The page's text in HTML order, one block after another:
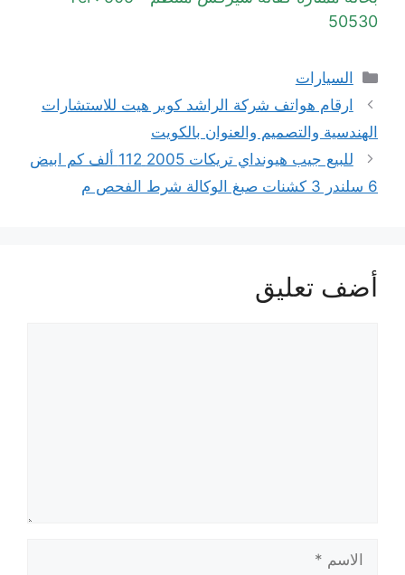
50530
التصنيفات
السيارات
ارقام هواتف شركة الراشد كوبر هيت للاستشارات
الهندسية والتصميم والعنوان بالكويت
للبيع جيب هيونداي تريكات 2005 112 ألف كم ابيض
6 سلندر 3 كشنات صبغ الوكالة شرط الفحص م
أضف تعليق